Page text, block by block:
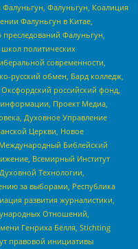
Фалуньгун, Коалиция
Фалуньгун в Китае,
Фалуньгун,
политических
современности,
русский обмен, Бард колледж,
российский фонд,
Проект Медиа,
Духовное Управление
Церкви, Новое
Библейский
Всемирный Институт
Технологии,
за выборами, Республика
развития журналистики,
Отношений,
Генриха Бёлля, Stichting
правовой инициативы